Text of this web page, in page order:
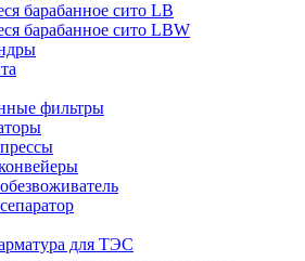
барабанное сито LB
барабанное сито LBW
фильтры
для ТЭС